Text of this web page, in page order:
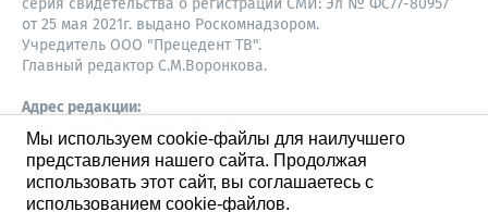
серия свидетельства о регистрации СМИ: Эл № ФС77-80957
от 25 мая 2021г. выдано Роскомнадзором.
Учредитель ООО "Прецедент ТВ".
Главный редактор С.М.Воронкова.
Адрес редакции:
630087,
Новосибирск
8-960-779-12-96,
S.Voronkova@precedent.tv
Мы используем cookie-файлы для наилучшего
представления нашего сайта. Продолжая
использовать этот сайт, вы соглашаетесь с
использованием cookie-файлов.